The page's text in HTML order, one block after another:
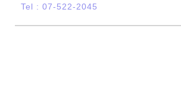
Tel : 07-522-2045